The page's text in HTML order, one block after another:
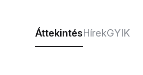
ÁttekintésHírekGYIK